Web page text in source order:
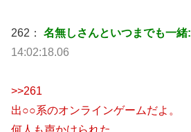
262： 名無しさんといつまでも一緒:
14:02:18.06
>>261
出○○系のオンラインゲームだよ。